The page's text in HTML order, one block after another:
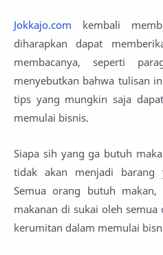
Jokkajo.com kembali
diharapkan dapat
membacanya, seperti
menyebutkan bahwa tulisan
tips yang mungkin saja
memulai bisnis.
Siapa sih yang ga butuh
tidak akan menjadi barang
Semua orang butuh
makanan di sukai oleh
kerumitan dalam memulai